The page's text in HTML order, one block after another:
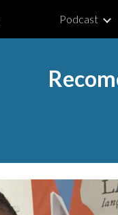
Podcast